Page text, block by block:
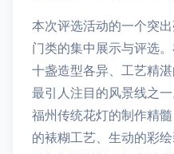
本次评选活动的一个突
门类的集中展示与评选
十盏造型各异、工艺精
最引人注目的风景线之
福州传统花灯的制作精
的裱糊工艺、生动的彩